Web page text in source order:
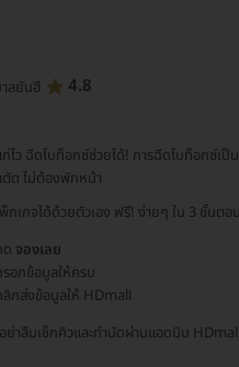
ลยันฮี 4.8
ไว ฉีดโบท็อกซ์ช่วยได้! การฉีดโบท็อกซ์เ
ด ไม่ต้องพักหน้า
กเกจได้ด้วยตัวเอง ฟรี! ง่ายๆ ใน 3 ขั้นตอน
จองเลย
อกข้อมูลให้ครบ
กส่งข้อมูลให้ HDmall
ย่าลืมเช็กคิวและทำนัดผ่านแอดมิน